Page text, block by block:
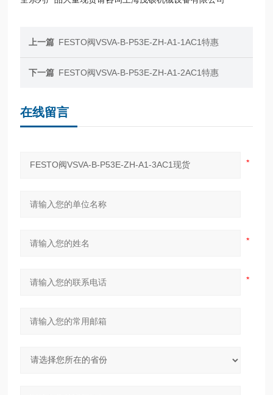
上一篇 FESTO阀VSVA-B-P53E-ZH-A1-1AC1特惠
下一篇 FESTO阀VSVA-B-P53E-ZH-A1-2AC1特惠
在线留言